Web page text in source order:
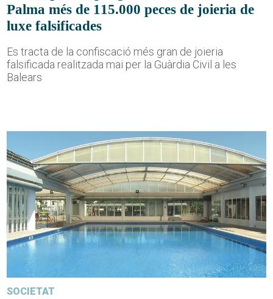
Palma més de 115.000 peces de joieria de
luxe falsificades
Es tracta de la confiscació més gran de joieria
falsificada realitzada mai per la Guàrdia Civil a les
Balears
SOCIETAT